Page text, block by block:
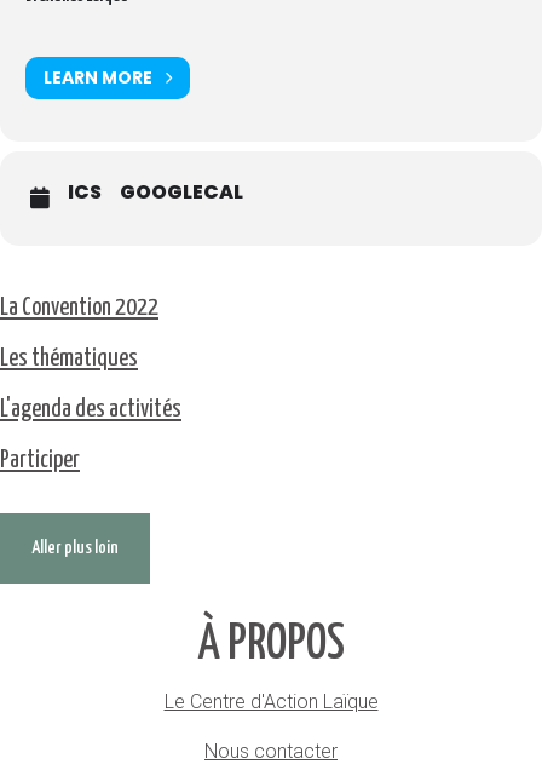
LEARN MORE
ICS GOOGLECAL
La Convention 2022
Les thématiques
L'agenda des activités
Participer
Aller plus loin
À PROPOS
Le Centre d'Action Laïque
Nous contacter